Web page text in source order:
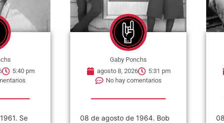
5:31 pm
Bob
Gaby Ponchs
agosto 8, 2026
5:25 pm
No hay comentarios
08 de agosto de 1973. Nace